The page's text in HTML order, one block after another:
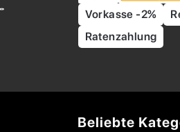
Vorkasse -2%
Ratenzahlung
Beliebte